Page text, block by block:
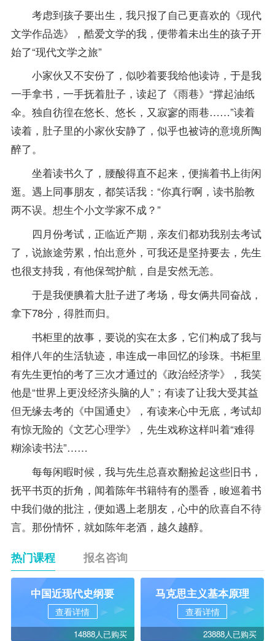
考虑到孩子要出生，我只报了自己更喜欢的《现代
文学作品选》，酷爱文学的我，便带着未出生的孩子开
始了“现代文学之旅”
小家伙又不安份了，似吵着要我给他读诗，于是我
一手拿书，一手抚着肚子，读起了《雨巷》“撑起油纸
伞。独自彷徨在悠长、悠长，又寂寥的雨巷……”读着
读着，肚子里的小家伙安静了，似乎也被诗的意境所陶
醉了。
坐着读书久了，腰酸得直不起来，便揣着书上街闲
逛。遇上同事朋友，都笑话我：“你真行啊，读书胎教
两不误。想生个小文学家不成？”
四月份考试，正临近产期，亲友们都劝我别去考试
了，说旅途劳累，怕出意外，可我还是坚持要去，先生
也很支持我，有他保驾护航，自是安然无恙。
于是我便腆着大肚子进了考场，母女俩共同奋战，
拿下78分，得胜而归。
书柜里的故事，要说的实在太多，它们构成了我与
相伴八年的生活轨迹，串连成一串回忆的珍珠。书柜里
有先生更怕的考了三次才通过的《政治经济学》，我笑
他是“世界上更没经济头脑的人”；有读了让我大受其益
但无缘去考的《中国通史》，有读来心中无底，考试却
有惊无险的《文艺心理学》，先生戏称这样叫着“难得
糊涂读书法”……
每每闲暇时候，我与先生总喜欢翻捡起这些旧书，
抚平书页的折角，闻着陈年书籍特有的墨香，睃巡着书
中我们做的批注，便如遇上老朋友，心中的欣喜自不待
言。那份情怀，就如陈年老酒，越久越醇。
热门课程 报名咨询
中国近现代史纲要
查看详情
14888人已购买
马克思主义基本原理
查看详情
23888人已购买